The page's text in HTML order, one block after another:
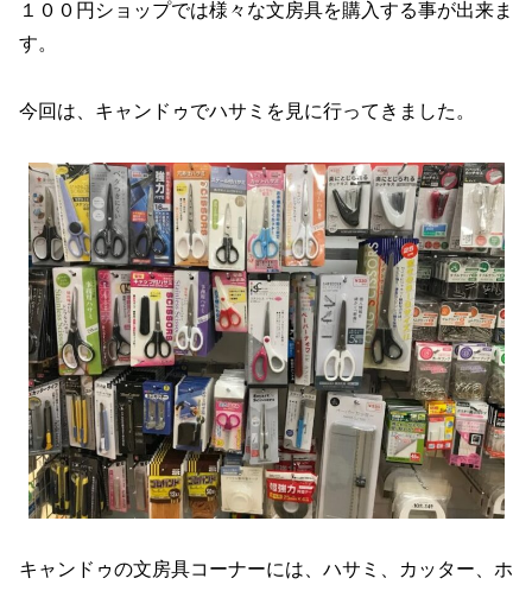
１００円ショップでは様々な文房具を購入する事が出来ま
す。
今回は、キャンドゥでハサミを見に行ってきました。
キャンドゥの文房具コーナーには、ハサミ、カッター、ホ